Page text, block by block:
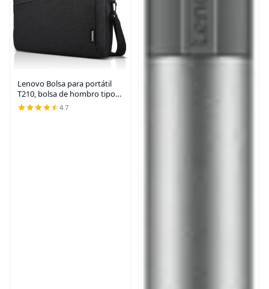
Lenovo Bolsa para portátil
T210, bolsa de hombro tipo
mensajero para portátil o
tableta, tela elegante,
4.7